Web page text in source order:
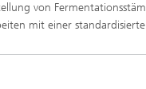
(3D) Hautmodelle
(3D) Mikrogewebe:
von
mit einer